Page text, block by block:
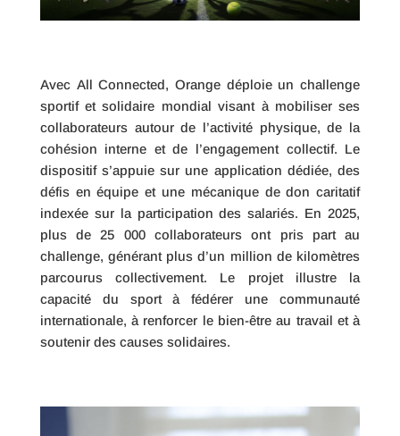
Avec All Connected, Orange déploie un challenge
sportif et solidaire mondial visant à mobiliser ses
collaborateurs autour de l’activité physique, de la
cohésion interne et de l’engagement collectif. Le
dispositif s’appuie sur une application dédiée, des
défis en équipe et une mécanique de don caritatif
indexée sur la participation des salariés. En 2025,
plus de 25 000 collaborateurs ont pris part au
challenge, générant plus d’un million de kilomètres
parcourus collectivement. Le projet illustre la
capacité du sport à fédérer une communauté
internationale, à renforcer le bien-être au travail et à
soutenir des causes solidaires.